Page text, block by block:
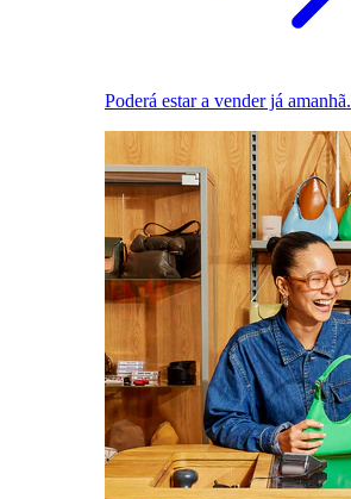
Poderá estar a vender já amanhã.